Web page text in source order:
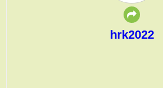
hrk2022